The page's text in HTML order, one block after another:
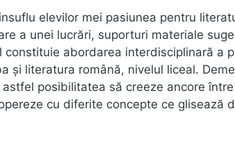
elevilor mei pasiunea pentru
a unei lucrări, suporturi materiale
abordarea interdisciplinară a
și literatura română, nivelul liceal.
posibilitatea să creeze ancore
cu diferite concepte ce glisează